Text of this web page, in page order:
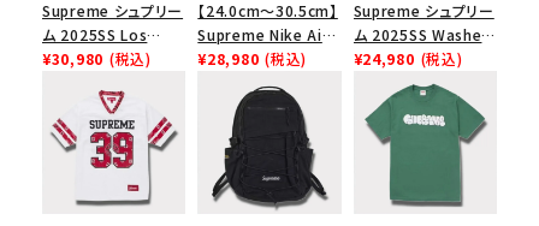
Supreme シュプリー
ム 2025SS Los
Angeles Fire Relief
イヤーリリーフボック
スロゴTシャツ ホワ
イト 白
¥30,980 (税込)
【24.0cm～30.5cm】
Supreme Nike Air
Force 1 Low シュプ
リーム ナイキエアフォ
ース１スニーカー シ
ューズ ホワイト
¥28,980 (税込)
Supreme シュプリー
ム 2025SS Washed
Chino Twill Camp
Cap ウォッシュチノツ
イルキャンプキャップ
ブラック 黒
¥24,980 (税込)